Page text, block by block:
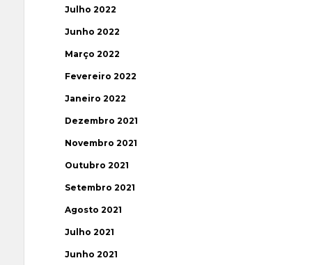
Julho 2022
Junho 2022
Março 2022
Fevereiro 2022
Janeiro 2022
Dezembro 2021
Novembro 2021
Outubro 2021
Setembro 2021
Agosto 2021
Julho 2021
Junho 2021